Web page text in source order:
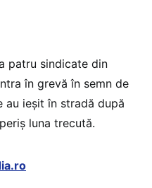
patru sindicate din
în grevă în semn de
au ieşit în stradă după
luna trecută.